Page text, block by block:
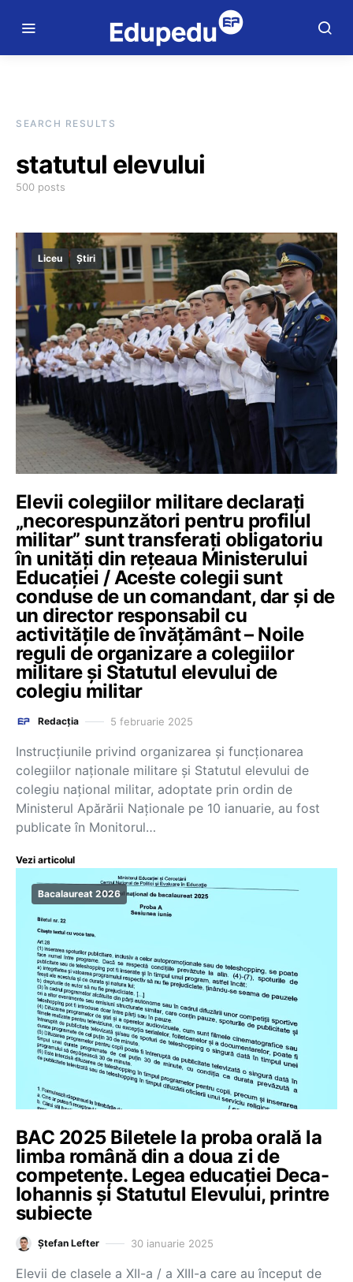
SEARCH RESULTS
statutul elevului
500 posts
Liceu Știri
Elevii colegiilor militare declarați
„necorespunzători pentru profilul
militar” sunt transferați obligatoriu
în unități din rețeaua Ministerului
Educației / Aceste colegii sunt
conduse de un comandant, dar și de
un director responsabil cu
activitățile de învățământ – Noile
reguli de organizare a colegiilor
militare și Statutul elevului de
colegiu militar
Redacția 5 februarie 2025
Instrucțiunile privind organizarea și funcționarea
colegiilor naționale militare și Statutul elevului de
colegiu național militar, adoptate prin ordin de
Ministerul Apărării Naționale pe 10 ianuarie, au fost
publicate în Monitorul…
Vezi articolul
Bacalaureat 2026
BAC 2025 Biletele la proba orală la
limba română din a doua zi de
competențe. Legea educației Deca-
Iohannis și Statutul Elevului, printre
subiecte
Ștefan Lefter 30 ianuarie 2025
Elevii de clasele a XII-a / a XIII-a care au început de